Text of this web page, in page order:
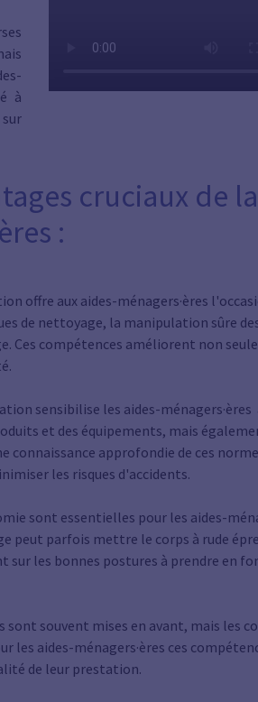
à
cruciaux de
:
offre aux aides-ménagers·ères
de nettoyage, la manipulation sûre
Ces compétences améliorent non
sensibilise les aides-ménagers·ères
et des équipements, mais
connaissance approfondie de ces
les risques d'accidents.
sont essentielles pour les aides-
parfois mettre le corps à rude
sur les bonnes postures à prendre en
souvent mises en avant, mais les
aides-ménagers·ères ces
de leur prestation.